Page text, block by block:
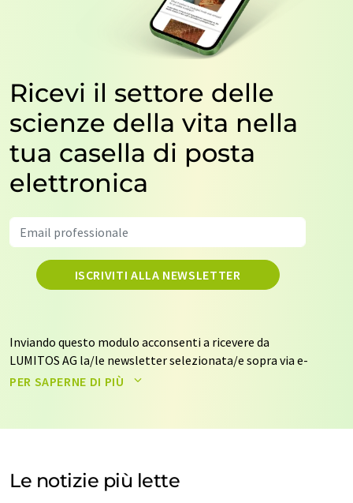
Ricevi il settore delle
scienze della vita nella
tua casella di posta
elettronica
ISCRIVITI ALLA NEWSLETTER
Inviando questo modulo acconsenti a ricevere da
LUMITOS AG la/le newsletter selezionata/e sopra via e-
mail. I tuoi dati non saranno trasmessi a terzi. I tuoi dati
contattarti via e-mail per scopi pubblicitari o per
consenso in qualsiasi momento senza fornire
motivazioni a LUMITOS AG, Ernst-Augustin-Str. 2, 12489
PER SAPERNE DI PIÙ
Le notizie più lette